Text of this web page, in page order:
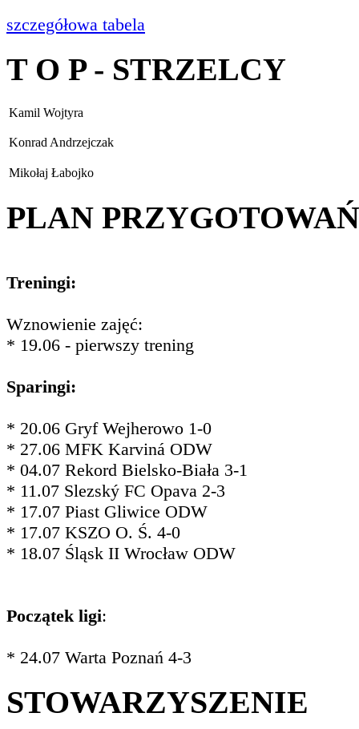
szczegółowa tabela
T O P - STRZELCY
Kamil Wojtyra
Konrad Andrzejczak
Mikołaj Łabojko
PLAN PRZYGOTOWAŃ
Treningi:
Wznowienie zajęć:
* 19.06 - pierwszy trening
Sparingi:
* 20.06 Gryf Wejherowo 1-0
* 27.06 MFK Karviná ODW
* 04.07 Rekord Bielsko-Biała 3-1
* 11.07 Slezský FC Opava 2-3
* 17.07 Piast Gliwice ODW
* 17.07 KSZO O. Ś. 4-0
* 18.07 Śląsk II Wrocław ODW
Początek ligi:
* 24.07 Warta Poznań 4-3
STOWARZYSZENIE